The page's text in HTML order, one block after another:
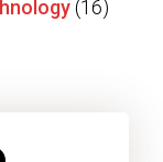
(16)